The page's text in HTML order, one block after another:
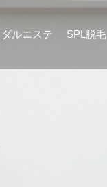
ルエステ SPL脱毛